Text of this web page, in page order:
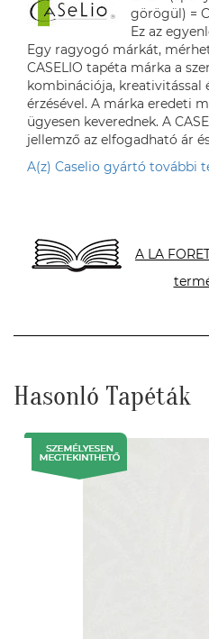
görögül) =
Ez az
Egy ragyogó márkát,
CASELIO tapéta márka a
kombinációja, kreativitással
érzésével. A márka eredeti
ügyesen keverednek. A
jellemző az elfogadható ár
A(z) Caselio gyártó további
A LA
Hasonló Tapéták